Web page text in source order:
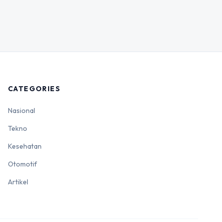
CATEGORIES
Nasional
Tekno
Kesehatan
Otomotif
Artikel